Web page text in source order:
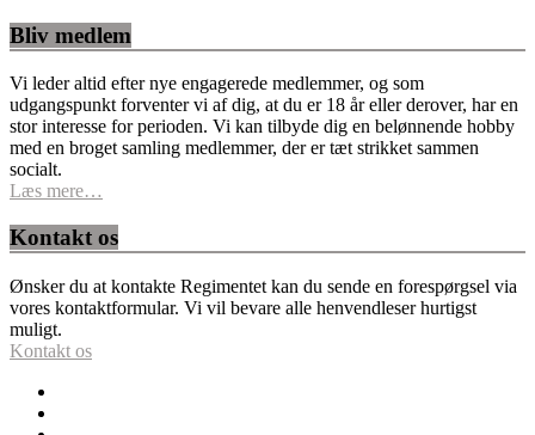
Bliv medlem
Vi leder altid efter nye engagerede medlemmer, og som
udgangspunkt forventer vi af dig, at du er 18 år eller derover, har en
stor interesse for perioden. Vi kan tilbyde dig en belønnende hobby
med en broget samling medlemmer, der er tæt strikket sammen
socialt.
Læs mere…
Kontakt os
Ønsker du at kontakte Regimentet kan du sende en forespørgsel via
vores kontaktformular. Vi vil bevare alle henvendleser hurtigst
muligt.
Kontakt os